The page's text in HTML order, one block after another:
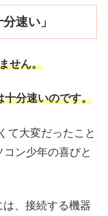
速い」
せん。
十分速いのです。
て大変だったこと
ン少年の喜びと
、接続する機器